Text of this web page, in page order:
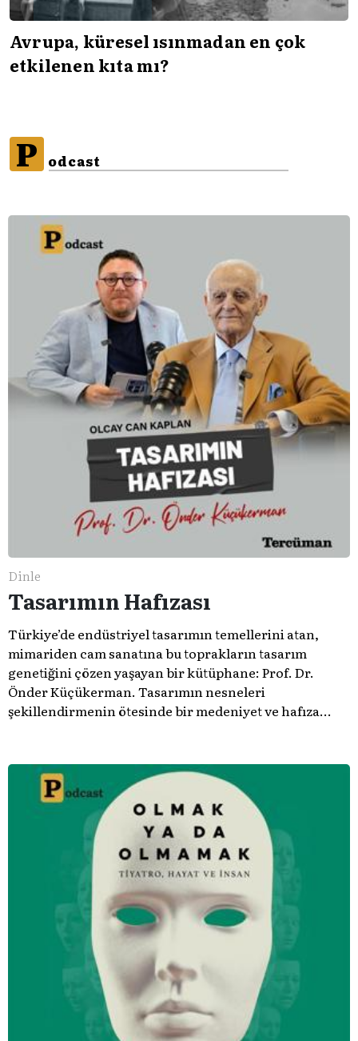
Avrupa, küresel ısınmadan en çok
etkilenen kıta mı?
P odcast
Dinle
Tasarımın Hafızası
Türkiye’de endüstriyel tasarımın temellerini atan,
mimariden cam sanatına bu toprakların tasarım
genetiğini çözen yaşayan bir kütüphane: Prof. Dr.
Önder Küçükerman. ​Tasarımın nesneleri
şekillendirmenin ötesinde bir medeniyet ve hafıza